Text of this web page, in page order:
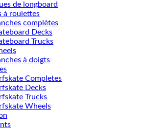
de longboard
à roulettes
complètes
Decks
Trucks
à doigts
Completes
Decks
Trucks
Wheels